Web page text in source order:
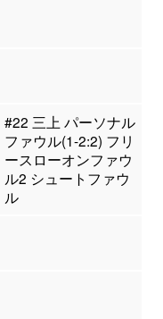
#22 三上 パーソナル
ファウル(1-2:2) フリ
ースローオンファウ
ル2 シュートファウ
ル